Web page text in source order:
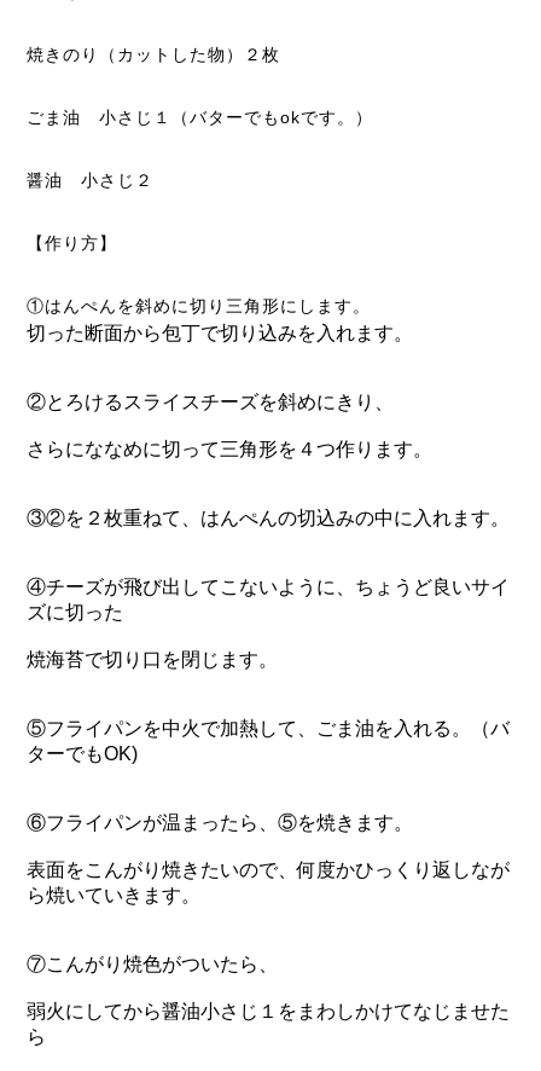
焼きのり（カットした物）２枚
ごま油 小さじ１（バターでもokです。）
醤油 小さじ２
【作り方】
①はんぺんを斜めに切り三角形にします。
切った断面から包丁で切り込みを入れます。
②とろけるスライスチーズを斜めにきり、
さらにななめに切って三角形を４つ作ります。
③②を２枚重ねて、はんぺんの切込みの中に入れます。
④チーズが飛び出してこないように、ちょうど良いサイ
ズに切った
焼海苔で切り口を閉じます。
⑤フライパンを中火で加熱して、ごま油を入れる。（バ
ターでもOK)
⑥フライパンが温まったら、⑤を焼きます。
表面をこんがり焼きたいので、何度かひっくり返しなが
ら焼いていきます。
⑦こんがり焼色がついたら、
弱火にしてから醤油小さじ１をまわしかけてなじませた
ら